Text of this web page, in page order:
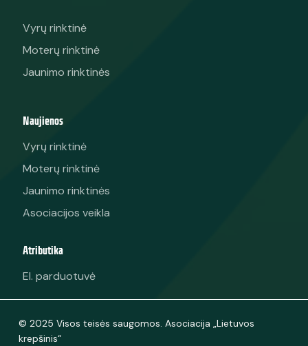
Vyrų rinktinė
Moterų rinktinė
Jaunimo rinktinės
Naujienos
Vyrų rinktinė
Moterų rinktinė
Jaunimo rinktinės
Asociacijos veikla
Atributika
El. parduotuvė
© 2025 Visos teisės saugomos. Asociacija „Lietuvos
krepšinis“